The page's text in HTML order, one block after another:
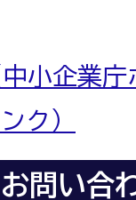
中小企業
ク）
問い合